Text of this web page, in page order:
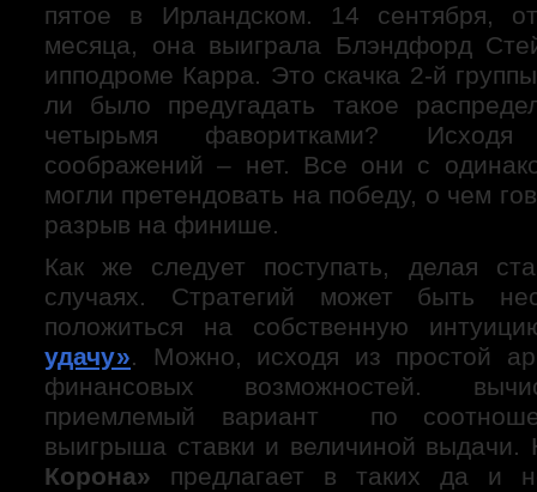
пятое в Ирландском. 14 сентября,
месяца, она выиграла Блэндфорд
ипподроме Карра. Это скачка 2-й
ли было предугадать такое
четырьмя фаворитками?
соображений – нет. Все они с
могли претендовать на победу, о чем
разрыв на финише.
Как же следует поступать, делая
случаях. Стратегий может быть
положиться на собственную
удачу». Можно, исходя из простой
финансовых возможностей.
приемлемый вариант по
выигрыша ставки и величиной
Корона» предлагает в таких да и